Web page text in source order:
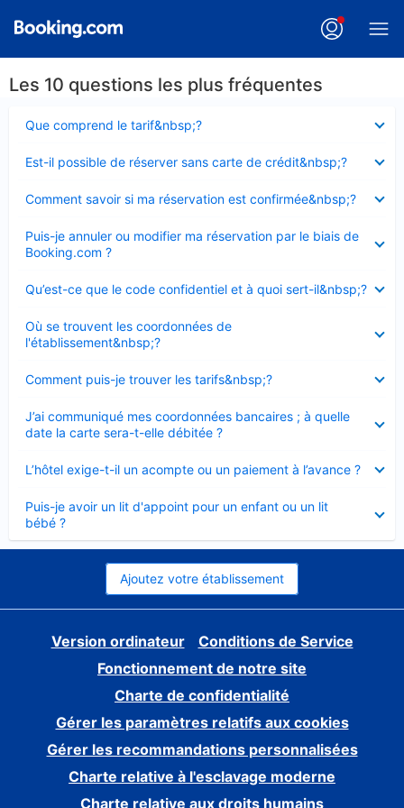
Les 10 questions les plus fréquentes
Que comprend le tarif&nbsp;?
fermé
Est-il possible de réserver sans carte de crédit&nbsp;?
fermé
Comment savoir si ma réservation est confirmée&nbsp;?
fermé
Puis-je annuler ou modifier ma réservation par le biais de
Booking.com ?
fermé
Qu’est-ce que le code confidentiel et à quoi sert-il&nbsp;?
fermé
Où se trouvent les coordonnées de
l'établissement&nbsp;?
fermé
Comment puis-je trouver les tarifs&nbsp;?
fermé
J’ai communiqué mes coordonnées bancaires ; à quelle
date la carte sera-t-elle débitée ?
fermé
L’hôtel exige-t-il un acompte ou un paiement à l’avance ?
fermé
Puis-je avoir un lit d'appoint pour un enfant ou un lit
bébé ?
fermé
Ajoutez votre établissement
Version ordinateur
Conditions de Service
Fonctionnement de notre site
Charte de confidentialité
Gérer les paramètres relatifs aux cookies
Gérer les recommandations personnalisées
Charte relative à l'esclavage moderne
Charte relative aux droits humains